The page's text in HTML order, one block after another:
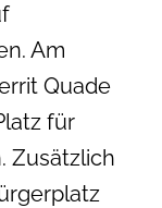
Am
Quade
für
Zusätzlich